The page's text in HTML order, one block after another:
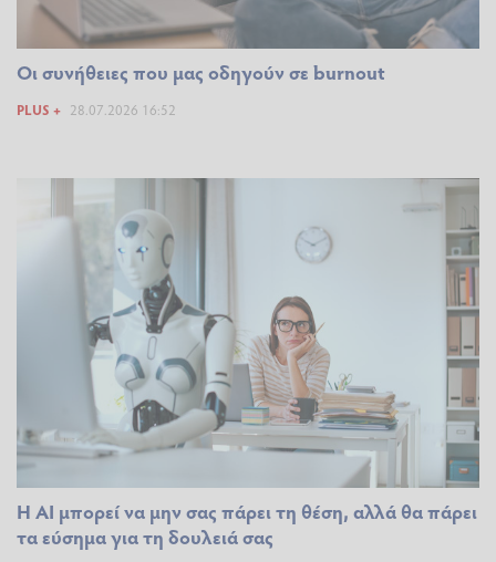
Οι συνήθειες που μας οδηγούν σε burnout
PLUS + 28.07.2026 16:52
Η AI μπορεί να μην σας πάρει τη θέση, αλλά θα πάρει
τα εύσημα για τη δουλειά σας